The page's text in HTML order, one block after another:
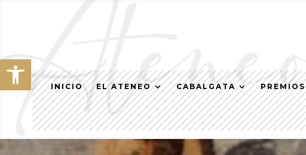
Abrir barra de herramientas
INICIO EL ATENEO CABALGATA PREMIOS